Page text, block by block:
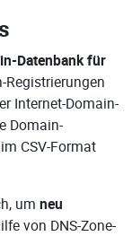
Datenbank für
Registrierungen
Internet-Domain-
Domain-
CSV-Format
um neu
von DNS-Zone-